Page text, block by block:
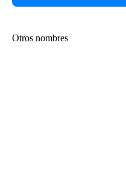
Otros nombres